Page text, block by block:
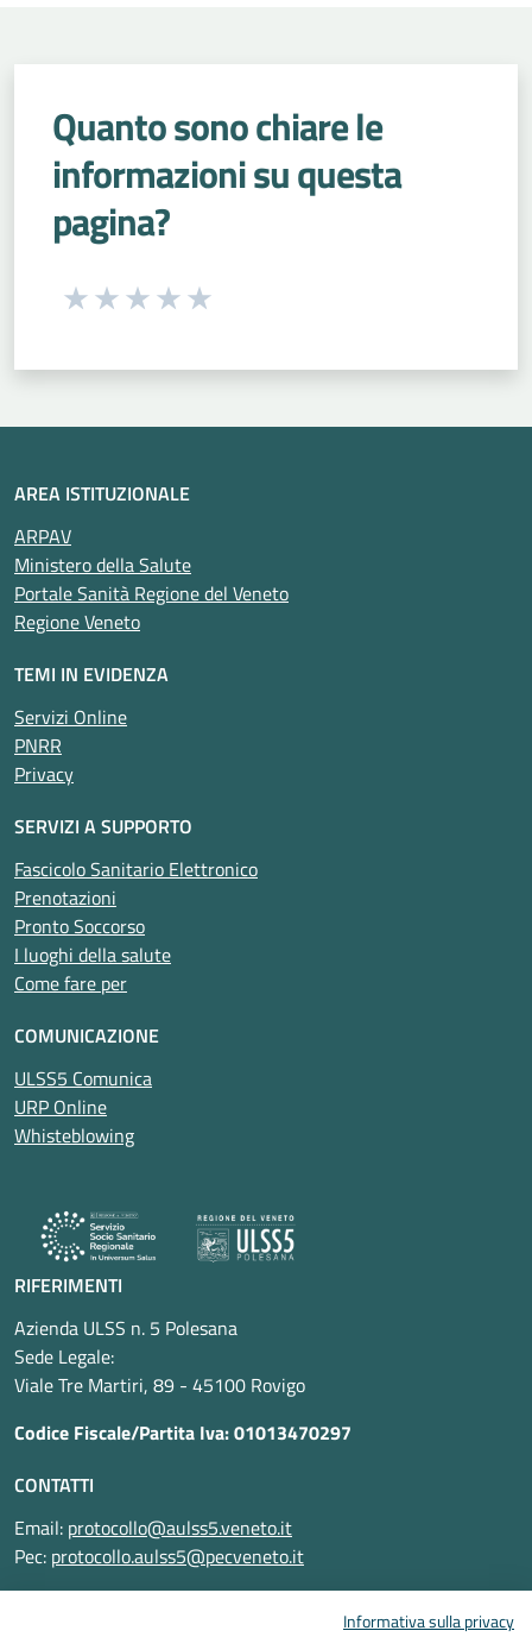
Quanto sono chiare le
informazioni su questa
pagina?
Seleziona una valutazione da 1 a 5 stelle
AREA ISTITUZIONALE
ARPAV
Ministero della Salute
Portale Sanità Regione del Veneto
Regione Veneto
TEMI IN EVIDENZA
Servizi Online
PNRR
Privacy
SERVIZI A SUPPORTO
Fascicolo Sanitario Elettronico
Prenotazioni
Pronto Soccorso
I luoghi della salute
Come fare per
COMUNICAZIONE
ULSS5 Comunica
URP Online
Whisteblowing
RIFERIMENTI
Azienda ULSS n. 5 Polesana
Sede Legale:
Viale Tre Martiri, 89 - 45100 Rovigo
Codice Fiscale/Partita Iva: 01013470297
CONTATTI
Email: protocollo@aulss5.veneto.it
Pec: protocollo.aulss5@pecveneto.it
Informativa sulla privacy